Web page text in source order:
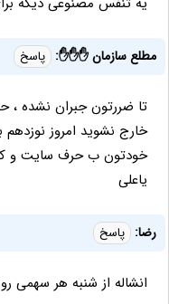
مطلع سازمان ✋✋✋: پاسخ
خارج نشوید امروز
خودتون ب حرف سايت و
ياعلى
رضا: پاسخ
انشاله از شنبه هر سهمی روزی ۶ درصد مثبت تو